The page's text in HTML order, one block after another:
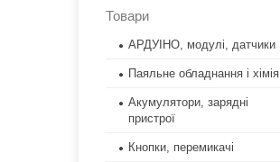
Товари
АРДУІНО, модулі, датчики
Паяльне обладнання і хімія
Акумулятори, зарядні
пристрої
Кнопки, перемикачі